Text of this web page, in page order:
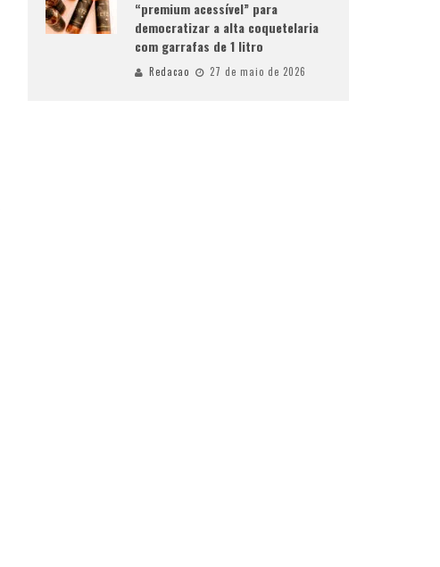
“premium acessível” para
democratizar a alta coquetelaria
com garrafas de 1 litro
Redacao 27 de maio de 2026